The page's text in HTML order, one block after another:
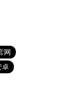
网
卓